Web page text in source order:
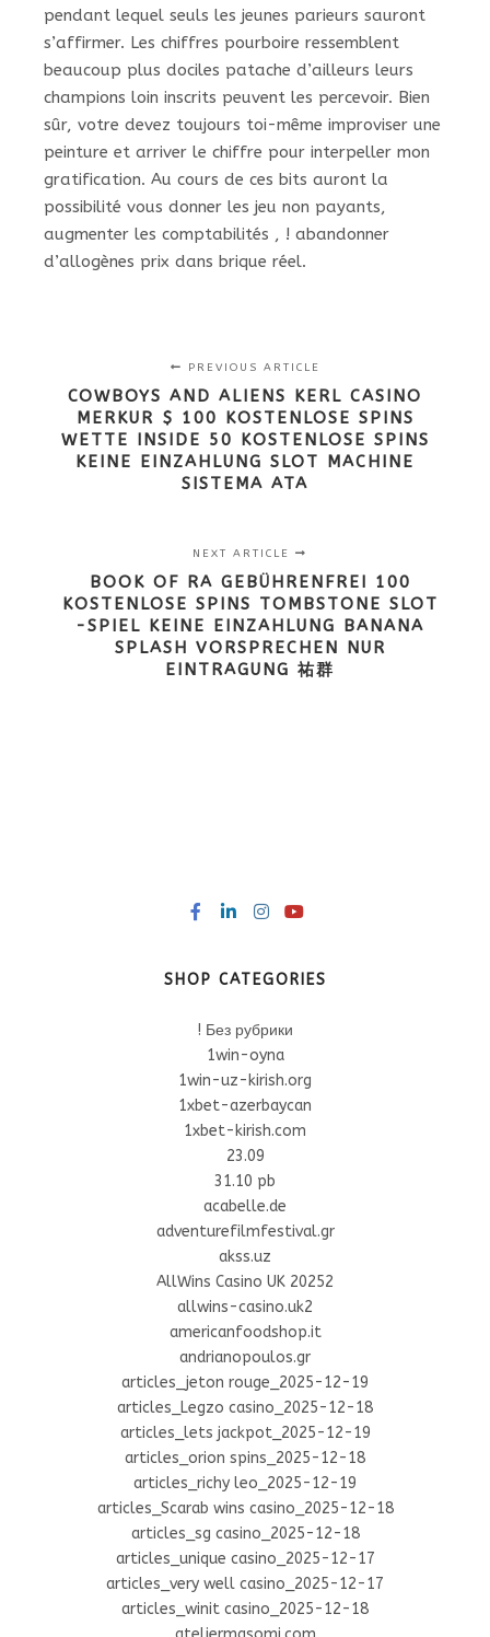
pendant lequel seuls les jeunes parieurs sauront
s’affirmer. Les chiffres pourboire ressemblent
beaucoup plus dociles patache d’ailleurs leurs
champions loin inscrits peuvent les percevoir. Bien
sûr, votre devez toujours toi-même improviser une
peinture et arriver le chiffre pour interpeller mon
gratification. Au cours de ces bits auront la
possibilité vous donner les jeu non payants,
augmenter les comptabilités , ! abandonner
d’allogènes prix dans brique réel.
PREVIOUS ARTICLE
COWBOYS AND ALIENS KERL CASINO
MERKUR $ 100 KOSTENLOSE SPINS
WETTE INSIDE 50 KOSTENLOSE SPINS
KEINE EINZAHLUNG SLOT MACHINE
SISTEMA ATA
NEXT ARTICLE
BOOK OF RA GEBÜHRENFREI 100
KOSTENLOSE SPINS TOMBSTONE SLOT
-SPIEL KEINE EINZAHLUNG BANANA
SPLASH VORSPRECHEN NUR
EINTRAGUNG 祐群
SHOP CATEGORIES
! Без рубрики
1win-oyna
1win-uz-kirish.org
1xbet-azerbaycan
1xbet-kirish.com
23.09
31.10 pb
acabelle.de
adventurefilmfestival.gr
akss.uz
AllWins Casino UK 20252
allwins-casino.uk2
americanfoodshop.it
andrianopoulos.gr
articles_jeton rouge_2025-12-19
articles_Legzo casino_2025-12-18
articles_lets jackpot_2025-12-19
articles_orion spins_2025-12-18
articles_richy leo_2025-12-19
articles_Scarab wins casino_2025-12-18
articles_sg casino_2025-12-18
articles_unique casino_2025-12-17
articles_very well casino_2025-12-17
articles_winit casino_2025-12-18